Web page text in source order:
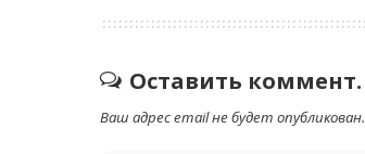
Оставить коммент.
Ваш адрес email не будет опубликован.